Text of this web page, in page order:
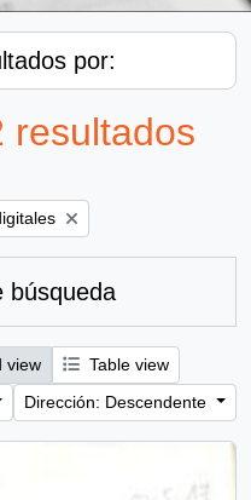
por:
resultados
búsqueda
view
Table view
Dirección: Descendente